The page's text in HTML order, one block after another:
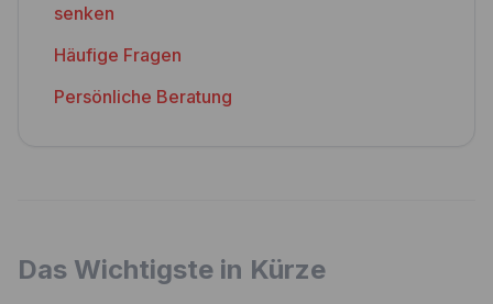
senken
Häufige Fragen
Persönliche Beratung
Das Wichtigste in Kürze